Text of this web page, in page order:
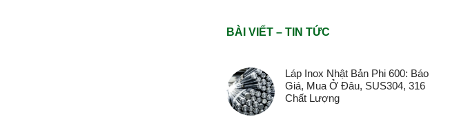
BÀI VIẾT – TIN TỨC
Láp Inox Nhật Bản Phi 600: Báo
Giá, Mua Ở Đâu, SUS304, 316
Chất Lượng